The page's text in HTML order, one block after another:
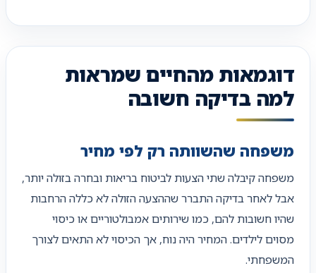
דוגמאות מהחיים שמראות
למה בדיקה חשובה
משפחה שהשוותה רק לפי מחיר
משפחה קיבלה שתי הצעות לביטוח בריאות ובחרה בזולה יותר,
אבל לאחר בדיקה התברר שההצעה הזולה לא כללה הרחבות
שהיו חשובות להם, כמו שירותים אמבולטוריים או כיסוי
מסוים לילדים. המחיר היה נוח, אך הכיסוי לא התאים לצורך
המשפחתי.